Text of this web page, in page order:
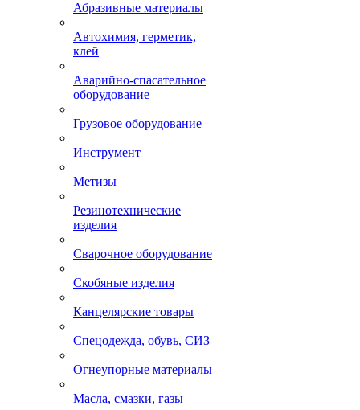
Абразивные материалы
Автохимия, герметик,
клей
Аварийно-спасательное
оборудование
Грузовое оборудование
Инструмент
Метизы
Резинотехнические
изделия
Сварочное оборудование
Скобяные изделия
Канцелярские товары
Спецодежда, обувь, СИЗ
Огнеупорные материалы
Масла, смазки, газы